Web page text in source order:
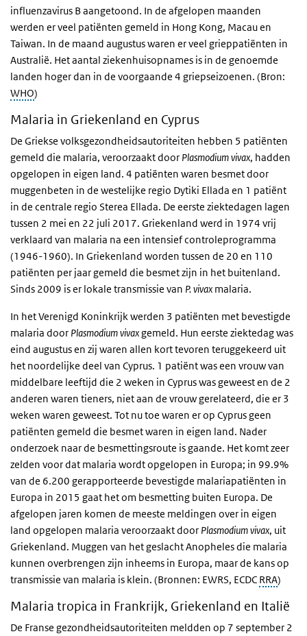
influenzavirus B aangetoond. In de afgelopen maanden
werden er veel patiënten gemeld in Hong Kong, Macau en
Taiwan. In de maand augustus waren er veel grieppatiënten in
Australië. Het aantal ziekenhuisopnames is in de genoemde
landen hoger dan in de voorgaande 4 griepseizoenen. (Bron:
WHO)
Malaria in Griekenland en Cyprus
De Griekse volksgezondheidsautoriteiten hebben 5 patiënten
gemeld die malaria, veroorzaakt door Plasmodium vivax, hadden
opgelopen in eigen land. 4 patiënten waren besmet door
muggenbeten in de westelijke regio Dytiki Ellada en 1 patiënt
in de centrale regio Sterea Ellada. De eerste ziektedagen lagen
tussen 2 mei en 22 juli 2017. Griekenland werd in 1974 vrij
verklaard van malaria na een intensief controleprogramma
(1946-1960). In Griekenland worden tussen de 20 en 110
patiënten per jaar gemeld die besmet zijn in het buitenland.
Sinds 2009 is er lokale transmissie van P. vivax malaria.
In het Verenigd Koninkrijk werden 3 patiënten met bevestigde
malaria door Plasmodium vivaxgemeld. Hun eerste ziektedag was
eind augustus en zij waren allen kort tevoren teruggekeerd uit
het noordelijke deel van Cyprus. 1 patiënt was een vrouw van
middelbare leeftijd die 2 weken in Cyprus was geweest en de 2
anderen waren tieners, niet aan de vrouw gerelateerd, die er 3
weken waren geweest. Tot nu toe waren er op Cyprus geen
patiënten gemeld die besmet waren in eigen land. Nader
onderzoek naar de besmettingsroute is gaande. Het komt zeer
zelden voor dat malaria wordt opgelopen in Europa; in 99.9%
van de 6.200 gerapporteerde bevestigde malariapatiënten in
Europa in 2015 gaat het om besmetting buiten Europa. De
afgelopen jaren komen de meeste meldingen over in eigen
land opgelopen malaria veroorzaakt door Plasmodium vivax, uit
Griekenland. Muggen van het geslacht Anopheles die malaria
kunnen overbrengen zijn inheems in Europa, maar de kans op
transmissie van malaria is klein. (Bronnen: EWRS, ECDC RRA)
Malaria tropica in Frankrijk, Griekenland en Italië
De Franse gezondheidsautoriteiten meldden op 7 september 2